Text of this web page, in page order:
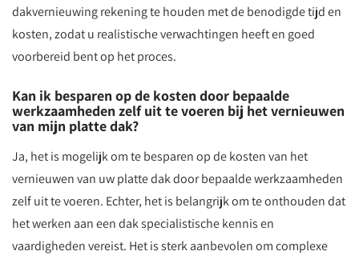
dakvernieuwing rekening te houden met de benodigde tijd en
kosten, zodat u realistische verwachtingen heeft en goed
voorbereid bent op het proces.
Kan ik besparen op de kosten door bepaalde
werkzaamheden zelf uit te voeren bij het vernieuwen
van mijn platte dak?
Ja, het is mogelijk om te besparen op de kosten van het
vernieuwen van uw platte dak door bepaalde werkzaamheden
zelf uit te voeren. Echter, het is belangrijk om te onthouden dat
het werken aan een dak specialistische kennis en
vaardigheden vereist. Het is sterk aanbevolen om complexe